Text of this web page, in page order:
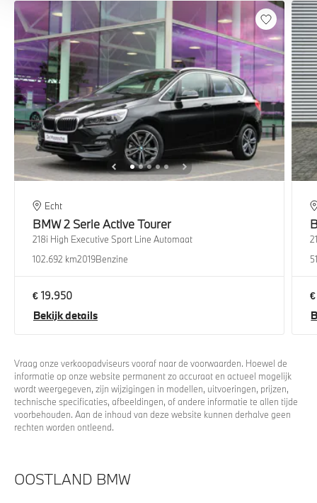
Echt
BMW2 Serie Active Tourer
218i High Executive Sport Line Automaat
102.692 km2019Benzine
€ 19.950
Bekijk details
Vraag onze verkoopadviseurs vooraf naar de voorwaarden. Hoewel de
informatie op onze website permanent zo accuraat en actueel mogelijk
wordt weergegeven, zijn wijzigingen in modellen, uitvoeringen, prijzen,
technische specificaties, afbeeldingen, of andere informatie te allen tijde
voorbehouden. Aan de inhoud van deze website kunnen derhalve geen
rechten worden ontleend.
OOSTLAND BMW